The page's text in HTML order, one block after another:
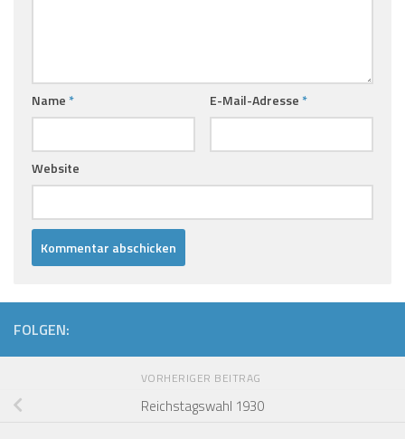
Name * E-Mail-Adresse *
Website
FOLGEN:
VORHERIGER BEITRAG
Reichstagswahl 1930